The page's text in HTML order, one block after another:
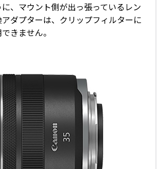
、マウント側が出っ張っているレン
ダプターは、クリップフィルターに
きません。